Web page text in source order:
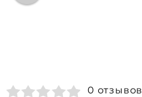
0 отзывов